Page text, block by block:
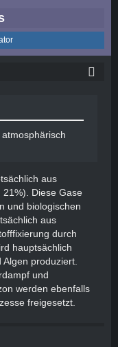
aus
Diese Gase
und biologischen
aus
durch
hauptsächlich
produziert.
und
werden ebenfalls
freigesetzt.